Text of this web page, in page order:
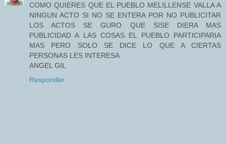
COMO QUIERES QUE EL PUEBLO MELILLENSE VALLA A
NINGUN ACTO SI NO SE ENTERA POR NO PUBLICITAR
LOS ACTOS SE GURO QUE SISE DIERA MAS
PUBLICIDAD A LAS COSAS EL PUEBLO PARTICIPARIA
MAS PERO SOLO SE DICE LO QUE A CIERTAS
PERSONAS LES INTERESA
ANGEL GIL
Responder